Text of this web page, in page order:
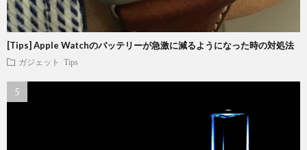
[Tips] Apple Watchのバッテリーが急激に減るようになった時の対処法
ガジェット Tips